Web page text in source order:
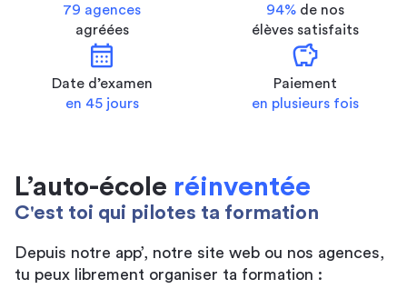
79 agences
agréées
94% de nos
élèves satisfaits
calendar_month
Date d’examen
en 45 jours
savings
Paiement
en plusieurs fois
L’auto-école réinventée
C'est toi qui pilotes ta formation
Depuis notre app’, notre site web ou nos agences,
tu peux librement organiser ta formation :